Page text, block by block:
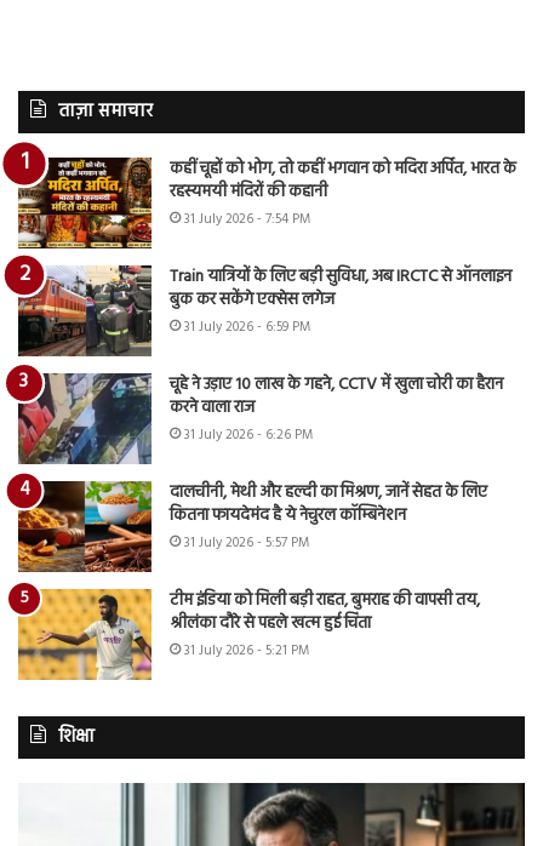
ताज़ा समाचार
कहीं चूहों को भोग, तो कहीं भगवान को मदिरा अर्पित, भारत के
रहस्यमयी मंदिरों की कहानी
31 July 2026 - 7:54 PM
Train यात्रियों के लिए बड़ी सुविधा, अब IRCTC से ऑनलाइन
बुक कर सकेंगे एक्सेस लगेज
31 July 2026 - 6:59 PM
चूहे ने उड़ाए 10 लाख के गहने, CCTV में खुला चोरी का हैरान
करने वाला राज
31 July 2026 - 6:26 PM
दालचीनी, मेथी और हल्दी का मिश्रण, जानें सेहत के लिए
कितना फायदेमंद है ये नेचुरल कॉम्बिनेशन
31 July 2026 - 5:57 PM
टीम इंडिया को मिली बड़ी राहत, बुमराह की वापसी तय,
श्रीलंका दौरे से पहले खत्म हुई चिंता
31 July 2026 - 5:21 PM
शिक्षा